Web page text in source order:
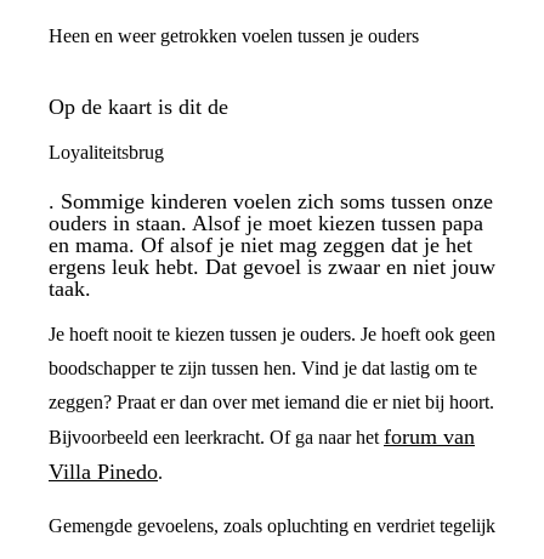
Heen en weer getrokken voelen tussen je ouders
Op de kaart is dit de
Loyaliteitsbrug
. Sommige kinderen voelen zich soms tussen onze
ouders in staan. Alsof je moet kiezen tussen papa
en mama. Of alsof je niet mag zeggen dat je het
ergens leuk hebt. Dat gevoel is zwaar en niet jouw
taak.
Je hoeft nooit te kiezen tussen je ouders. Je hoeft ook geen
boodschapper te zijn tussen hen. Vind je dat lastig om te
zeggen? Praat er dan over met iemand die er niet bij hoort.
Bijvoorbeeld een leerkracht. Of ga naar het forum van
Villa Pinedo.
Gemengde gevoelens, zoals opluchting en verdriet tegelijk